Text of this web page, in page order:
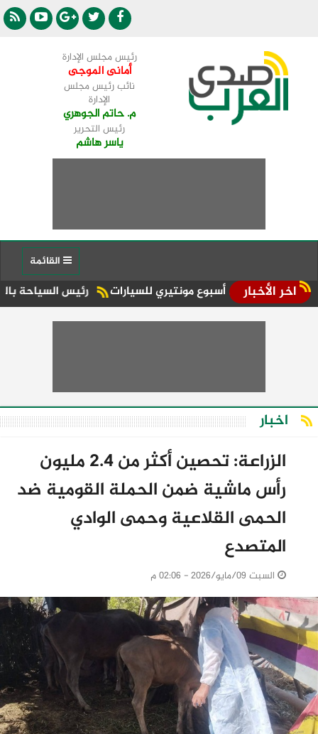
رئيس مجلس الإدارة
أمانى الموجى
نائب رئيس مجلس
الإدارة
م. حاتم الجوهري
رئيس التحرير
ياسر هاشم
اخر الأخبار رئيس السياحة بالشعب
اخبار
الزراعة: تحصين أكثر من 2.4 مليون
رأس ماشية ضمن الحملة القومية ضد
الحمى القلاعية وحمى الوادي
المتصدع
السبت 09/مايو/2026 - 02:06 م